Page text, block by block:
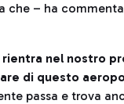
che – ha
rientra nel nostro
di questo
passa e trova